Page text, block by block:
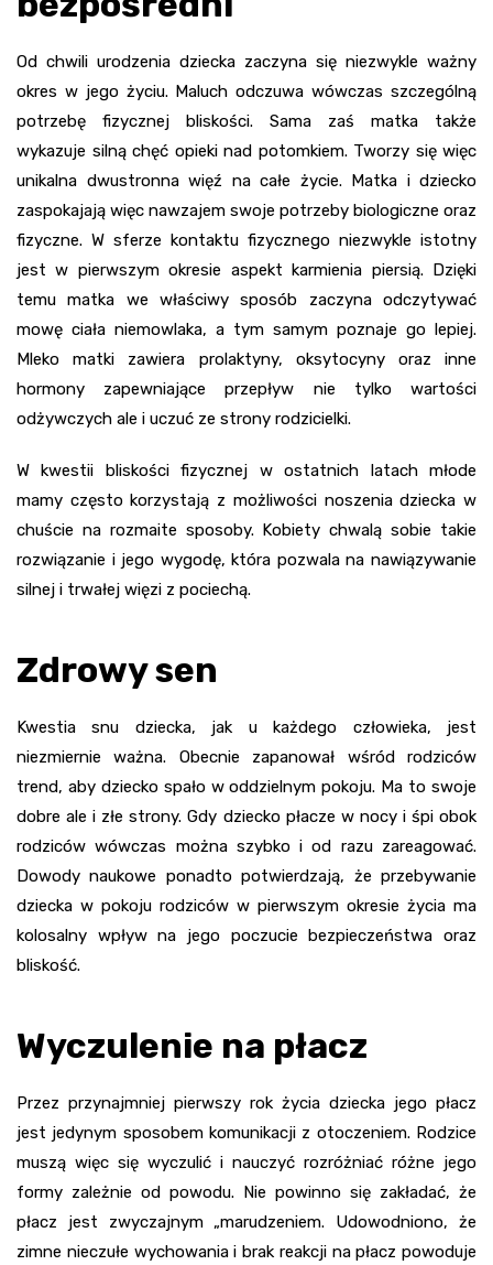
Od chwili urodzenia dziecka zaczyna się niezwykle ważny
okres w jego życiu. Maluch odczuwa wówczas szczególną
potrzebę fizycznej bliskości. Sama zaś matka także
wykazuje silną chęć opieki nad potomkiem. Tworzy się więc
unikalna dwustronna więź na całe życie. Matka i dziecko
zaspokajają więc nawzajem swoje potrzeby biologiczne oraz
fizyczne. W sferze kontaktu fizycznego niezwykle istotny
jest w pierwszym okresie aspekt karmienia piersią. Dzięki
temu matka we właściwy sposób zaczyna odczytywać
mowę ciała niemowlaka, a tym samym poznaje go lepiej.
Mleko matki zawiera prolaktyny, oksytocyny oraz inne
hormony zapewniające przepływ nie tylko wartości
odżywczych ale i uczuć ze strony rodzicielki.
W kwestii bliskości fizycznej w ostatnich latach młode
mamy często korzystają z możliwości noszenia dziecka w
chuście na rozmaite sposoby. Kobiety chwalą sobie takie
rozwiązanie i jego wygodę, która pozwala na nawiązywanie
silnej i trwałej więzi z pociechą.
Zdrowy sen
Kwestia snu dziecka, jak u każdego człowieka, jest
niezmiernie ważna. Obecnie zapanował wśród rodziców
trend, aby dziecko spało w oddzielnym pokoju. Ma to swoje
dobre ale i złe strony. Gdy dziecko płacze w nocy i śpi obok
rodziców wówczas można szybko i od razu zareagować.
Dowody naukowe ponadto potwierdzają, że przebywanie
dziecka w pokoju rodziców w pierwszym okresie życia ma
kolosalny wpływ na jego poczucie bezpieczeństwa oraz
bliskość.
Wyczulenie na płacz
Przez przynajmniej pierwszy rok życia dziecka jego płacz
jest jedynym sposobem komunikacji z otoczeniem. Rodzice
muszą więc się wyczulić i nauczyć rozróżniać różne jego
formy zależnie od powodu. Nie powinno się zakładać, że
płacz jest zwyczajnym „marudzeniem. Udowodniono, że
zimne nieczułe wychowania i brak reakcji na płacz powoduje